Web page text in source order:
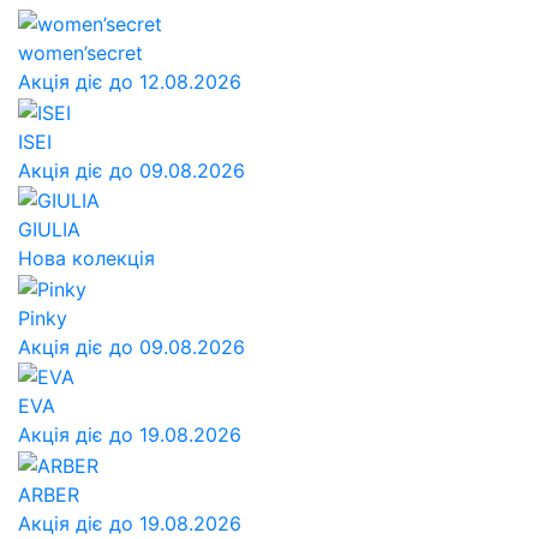
women’secret
Акція діє до 12.08.2026
ISEI
Акція діє до 09.08.2026
GIULIA
Нова колекція
Pinky
Акція діє до 09.08.2026
EVA
Акція діє до 19.08.2026
ARBER
Акція діє до 19.08.2026